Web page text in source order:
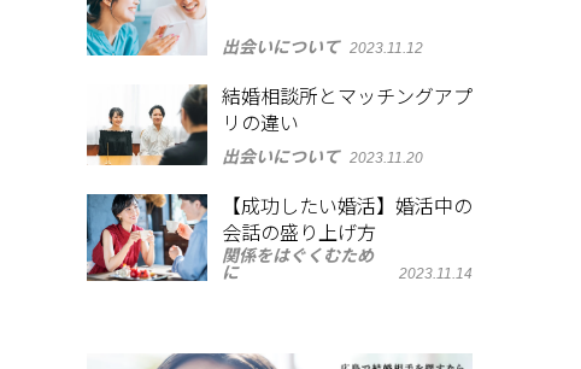
出会いについて 2023.11.12
結婚相談所とマッチングアプ
リの違い
出会いについて 2023.11.20
【成功したい婚活】婚活中の
会話の盛り上げ方
関係をはぐくむため
に
2023.11.14